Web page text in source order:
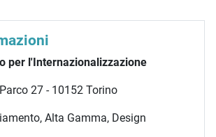
per l'Internazionalizzazione
27 - 10152 Torino
Alta Gamma, Design